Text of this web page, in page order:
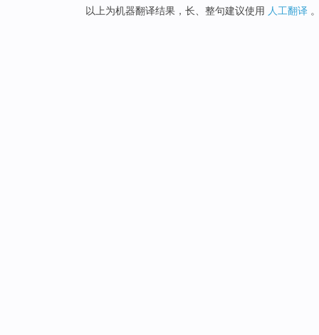
以上为机器翻译结果，长、整句建议使用 人工翻译